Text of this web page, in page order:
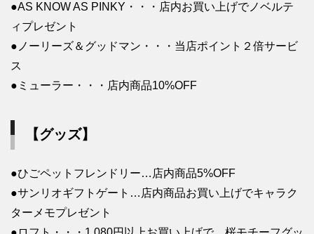
●AS KNOW AS PINKY・・・店内お買い上げでノベルテ
ィプレゼント
●ノーリーズ＆グッドマン・・・当店ポイント２倍サービ
ス
●ミューラー・・・店内商品10%OFF
【グッズ】
●ひごペットフレンドリー…店内商品5%OFF
●サンリオギフトゲート…店内商品お買い上げでキャラク
ターメモプレゼント